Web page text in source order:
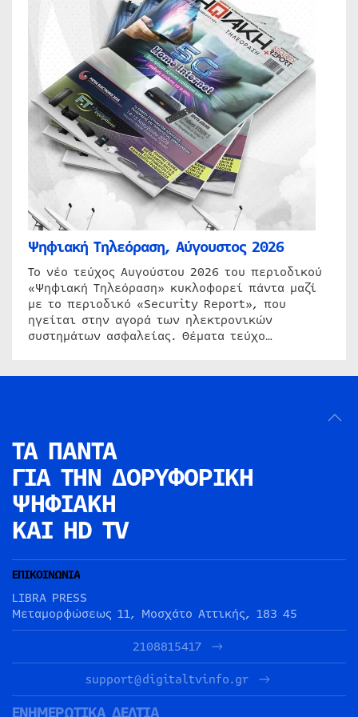
Ψηφιακή Τηλεόραση, Αύγουστος 2026
Το νέο τεύχος Αυγούστου 2026 του περιοδικού
«Ψηφιακή Τηλεόραση» κυκλοφορεί πάντα μαζί
με το περιοδικό «Security Report», που
ηγείται στην αγορά των ηλεκτρονικών
συστημάτων ασφαλείας. Θέματα τεύχο…
ΤΑ ΠΑΝΤΑ
ΓΙΑ ΤΗΝ ΔΟΡΥΦΟΡΙΚΗ
ΨΗΦΙΑΚΗ
ΚΑΙ HD TV
ΕΠΙΚΟΙΝΩΝΙΑ
LIBRA PRESS
Μεταμορφώσεως 11, Μοσχάτο Αττικής, 183 45
2108815417
support@digitaltvinfo.gr
ΕΝΗΜΕΡΩΤΙΚΑ ΔΕΛΤΙΑ